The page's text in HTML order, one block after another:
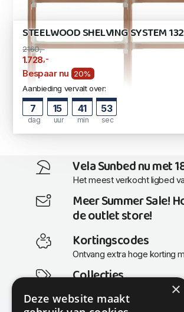
STEELWOOD SHELVING SYSTEM 132
2160,-
1.728,-
Bespaar nu
20%
Aanbieding vervalt over:
7
dag
15
uur
41
min
53
sec
Vela Sunbed nu met
Het meest verkocht ligbed
Meer Summer Sale!
de outlet store!
Kortingscodes
Ontvang extra hoge korting
Collecties
Actuele en populaire collecties
×
Deze website maakt